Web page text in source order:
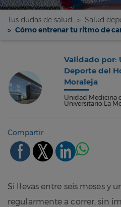
Tus dudas de salud Salud
Cómo entrenar tu ritmo de
Validado por:
Deporte del
Moraleja
Unidad Medicina
Universitario La
Compartir
Si llevas entre seis meses y
regularmente a correr, sin